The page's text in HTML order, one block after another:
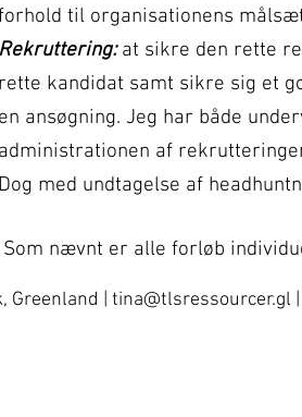
til organisationens
at sikre den rette
kandidat samt sikre sig et
ansøgning. Jeg har både
af
med undtagelse af
nævnt er alle forløb
Greenland | tina@tlsressourcer.gl